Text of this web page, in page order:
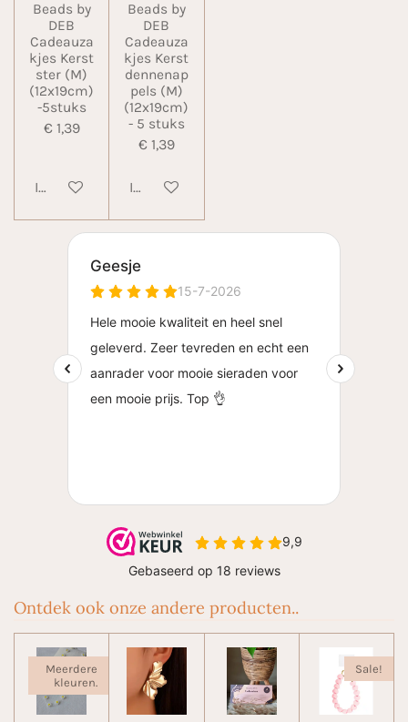
Beads by
DEB
Cadeauza
kjes Kerst
ster (M)
(12x19cm)
-5stuks
€ 1,39
In winkelwagen
Beads by
DEB
Cadeauza
kjes Kerst
dennenap
pels (M)
(12x19cm)
- 5 stuks
€ 1,39
In winkelwagen
Ontdek ook onze andere producten..
Meerdere
kleuren.
Sale!